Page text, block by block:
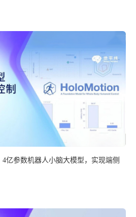
亿参数机器人小脑大模型，实现端侧